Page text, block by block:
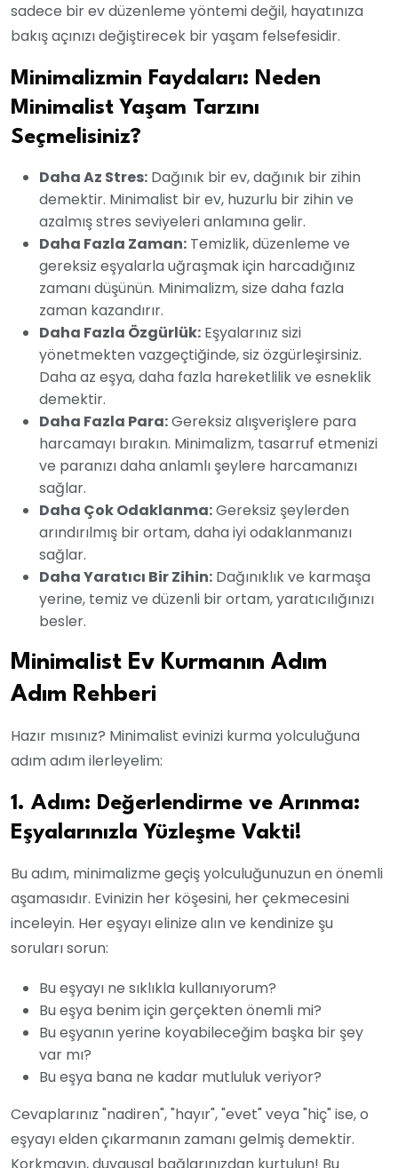
sadece bir ev düzenleme yöntemi değil, hayatınıza
bakış açınızı değiştirecek bir yaşam felsefesidir.
Minimalizmin Faydaları: Neden
Minimalist Yaşam Tarzını
Seçmelisiniz?
Daha Az Stres: Dağınık bir ev, dağınık bir zihin
demektir. Minimalist bir ev, huzurlu bir zihin ve
azalmış stres seviyeleri anlamına gelir.
Daha Fazla Zaman: Temizlik, düzenleme ve
gereksiz eşyalarla uğraşmak için harcadığınız
zamanı düşünün. Minimalizm, size daha fazla
zaman kazandırır.
Daha Fazla Özgürlük: Eşyalarınız sizi
yönetmekten vazgeçtiğinde, siz özgürleşirsiniz.
Daha az eşya, daha fazla hareketlilik ve esneklik
demektir.
Daha Fazla Para:Gereksiz alışverişlere para
harcamayı bırakın. Minimalizm, tasarruf etmenizi
ve paranızı daha anlamlı şeylere harcamanızı
sağlar.
Daha Çok Odaklanma:Gereksiz şeylerden
arındırılmış bir ortam, daha iyi odaklanmanızı
sağlar.
Daha Yaratıcı Bir Zihin: Dağınıklık ve karmaşa
yerine, temiz ve düzenli bir ortam, yaratıcılığınızı
besler.
Minimalist Ev Kurmanın Adım
Adım Rehberi
Hazır mısınız? Minimalist evinizi kurma yolculuğuna
adım adım ilerleyelim:
1. Adım: Değerlendirme ve Arınma:
Eşyalarınızla Yüzleşme Vakti!
Bu adım, minimalizme geçiş yolculuğunuzun en önemli
aşamasıdır. Evinizin her köşesini, her çekmecesini
inceleyin. Her eşyayı elinize alın ve kendinize şu
soruları sorun:
Bu eşyayı ne sıklıkla kullanıyorum?
Bu eşya benim için gerçekten önemli mi?
Bu eşyanın yerine koyabileceğim başka bir şey
var mı?
Bu eşya bana ne kadar mutluluk veriyor?
Cevaplarınız "nadiren", "hayır", "evet" veya "hiç" ise, o
eşyayı elden çıkarmanın zamanı gelmiş demektir.